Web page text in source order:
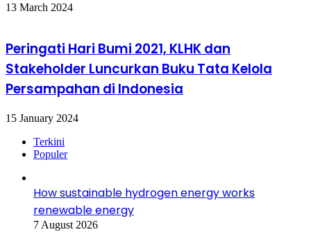
13 March 2024
Peringati Hari Bumi 2021, KLHK dan
Stakeholder Luncurkan Buku Tata Kelola
Persampahan di Indonesia
15 January 2024
Terkini
Populer
How sustainable hydrogen energy works
renewable energy
7 August 2026